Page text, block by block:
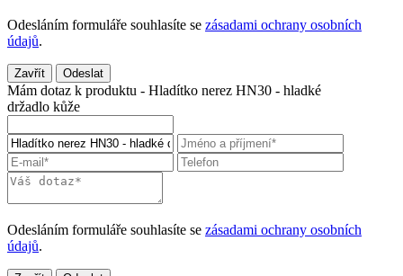
Odesláním formuláře souhlasíte se zásadami ochrany osobních
údajů.
Zavřít Odeslat
Mám dotaz k produktu - Hladítko nerez HN30 - hladké
držadlo kůže
Odesláním formuláře souhlasíte se zásadami ochrany osobních
údajů.